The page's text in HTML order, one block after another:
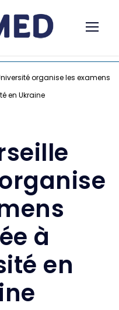
organise les examens
en Ukraine
à
en